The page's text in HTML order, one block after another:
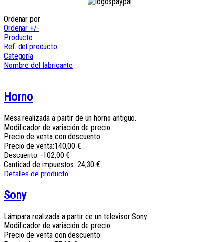
Ordenar por
Ordenar +/-
Producto
Ref. del producto
Categoría
Nombre del fabricante
Horno
Mesa realizada a partir de un horno antiguo.
Modificador de variación de precio:
Precio de venta con descuento:
Precio de venta:140,00 €
Descuento: -102,00 €
Cantidad de impuestos: 24,30 €
Detalles de producto
Sony
Lámpara realizada a partir de un televisor Sony.
Modificador de variación de precio:
Precio de venta con descuento: